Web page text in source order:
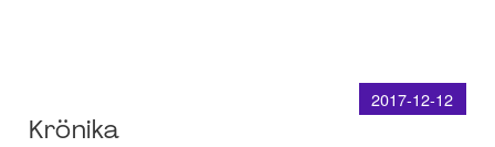
2017-12-12
Krönika